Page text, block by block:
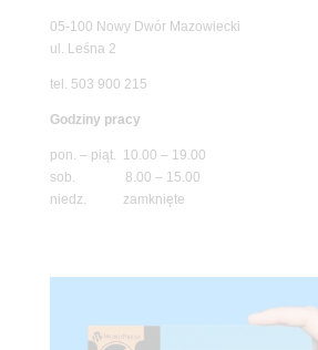
05-100 Nowy Dwór Mazowiecki
ul. Leśna 2
tel. 503 900 215
Godziny pracy
pon. – piąt. 10.00 – 19.00
sob. 8.00 – 15.00
niedz. zamknięte